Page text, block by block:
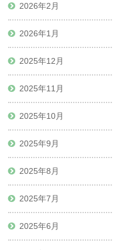
2026年2月
2026年1月
2025年12月
2025年11月
2025年10月
2025年9月
2025年8月
2025年7月
2025年6月